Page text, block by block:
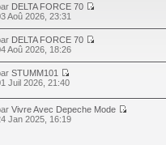
DELTA FORCE 70
Aoû 2026, 23:31
DELTA FORCE 70
Aoû 2026, 18:26
STUMM101
Juil 2026, 21:40
Vivre Avec Depeche Mode
Jan 2025, 16:19